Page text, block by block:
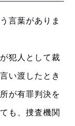
言葉がありま
犯人として裁
い渡したとき
が有罪判決を
も、捜査機関